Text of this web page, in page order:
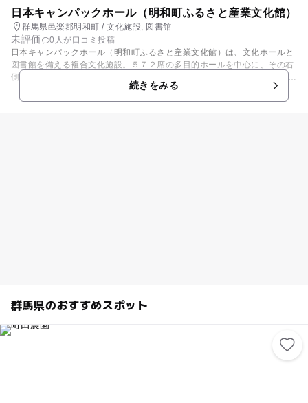
日本キャンパックホール（明和町ふるさと産業文化館）
群馬県邑楽郡明和町 / 文化施設, 図書館
未評価
0人が口コミ投稿
日本キャンパックホール（明和町ふるさと産業文化館）は、文化ホールと
図書館を備える複合文化施設。５７２席の多目的ホールを中心に、その右
側に図書館、左側には研修室・事務室などを併設しています。 明和町役場
の向かいに位置し、ホールでは多種多様な講演会やコンサート、また、図
書館には絵本や紙芝居などをそろえた児童コーナーの設置も。読み聞かせ
続きをみる
群馬県のおすすめスポット